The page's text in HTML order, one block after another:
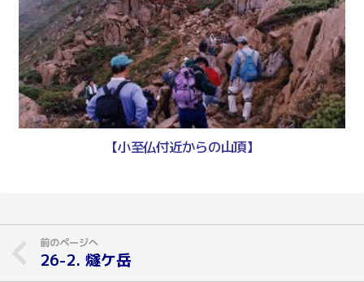
【小至仏付近からの山頂】
26-2. 燧ケ岳